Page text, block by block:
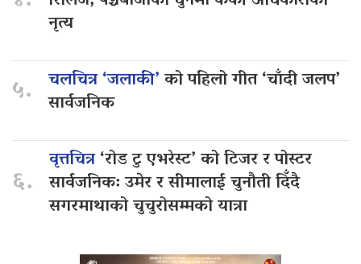
नृत्य
५. चलचित्र ‘जलाकी’को पहिलो गीत ‘चाँदी जलप’
सार्वजनिक
६.
वृत्तचित्र‘रोड टु एभरेस्ट’ को टिजर र पोस्टर
सार्वजनिक: उमेर र सीमालाई चुनौती दिँदै
सगरमाथाको चुचुरोसम्मको यात्रा